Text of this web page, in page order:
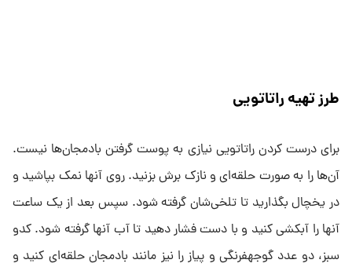
طرز تهیه راتاتویی
برای درست کردن راتاتویی نیازی به پوست گرفتن بادمجان‌ها نیست.
آن‌ها را به صورت حلقه‌ای و نازک برش بزنید. روی آنها نمک بپاشید و
در یخچال بگذارید تا تلخی‌شان گرفته شود. سپس بعد از یک ساعت
آنها را آبکشی کنید و با دست فشار دهید تا آب آنها گرفته شود. کدو
سبز، دو عدد گوجه‎فرنگی و پیاز را نیز مانند بادمجان حلقه‌ای کنید و